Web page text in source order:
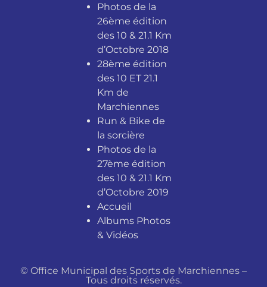
Photos de la
26ème édition
des 10 & 21.1 Km
d’Octobre 2018
28ème édition
des 10 ET 21.1
Km de
Marchiennes
Run & Bike de
la sorcière
Photos de la
27ème édition
des 10 & 21.1 Km
d’Octobre 2019
Accueil
Albums Photos
& Vidéos
© Office Municipal des Sports de Marchiennes –
Tous droits réservés.